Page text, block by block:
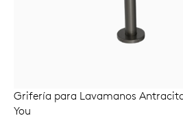
LEER MÁS
Grifería para Lavamanos
You